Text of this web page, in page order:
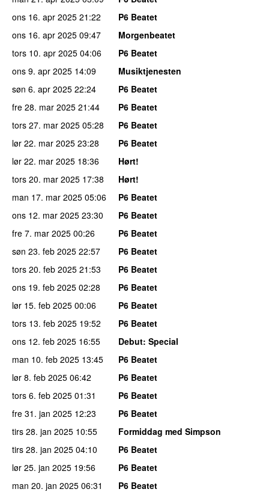
ons 16. apr 2025 21:22
P6 Beatet
ons 16. apr 2025 09:47
Morgenbeatet
tors 10. apr 2025 04:06
P6 Beatet
ons 9. apr 2025 14:09
Musiktjenesten
søn 6. apr 2025 22:24
P6 Beatet
fre 28. mar 2025 21:44
P6 Beatet
tors 27. mar 2025 05:28
P6 Beatet
lør 22. mar 2025 23:28
P6 Beatet
lør 22. mar 2025 18:36
Hørt!
tors 20. mar 2025 17:38
Hørt!
man 17. mar 2025 05:06
P6 Beatet
ons 12. mar 2025 23:30
P6 Beatet
fre 7. mar 2025 00:26
P6 Beatet
søn 23. feb 2025 22:57
P6 Beatet
tors 20. feb 2025 21:53
P6 Beatet
ons 19. feb 2025 02:28
P6 Beatet
lør 15. feb 2025 00:06
P6 Beatet
tors 13. feb 2025 19:52
P6 Beatet
ons 12. feb 2025 16:55 Debut: Special
man 10. feb 2025 13:45
P6 Beatet
lør 8. feb 2025 06:42
P6 Beatet
tors 6. feb 2025 01:31
P6 Beatet
fre 31. jan 2025 12:23
P6 Beatet
tirs 28. jan 2025 10:55
Formiddag med Simpson
tirs 28. jan 2025 04:10
P6 Beatet
lør 25. jan 2025 19:56
P6 Beatet
man 20. jan 2025 06:31
P6 Beatet